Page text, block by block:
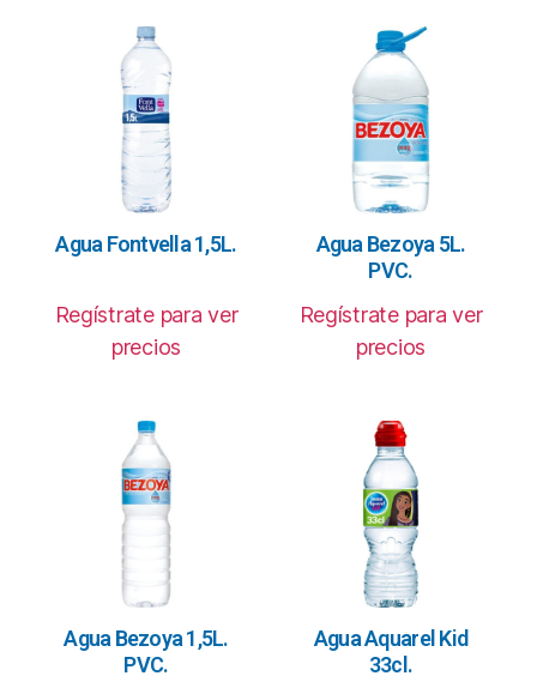
Agua Fontvella 1,5L.
Regístrate para ver
precios
Agua Bezoya 5L.
PVC.
Regístrate para ver
precios
Agua Bezoya 1,5L.
PVC.
Agua Aquarel Kid
33cl.